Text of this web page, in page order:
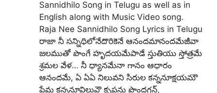
Sannidhilo Song in Telugu as well as in
English along with Music Video song.
Raja Nee Sannidhilo Song Lyrics in Telugu
రాజా నీ సన్నిధిలోనేదొరికెనే ఆనందమానందమేజీవా
జలముతో పొంగే హృదయమేపాడే స్తుతియు స్తోత్రమే
శ్రమల వేళ… నీ ధ్యానమేనా గానం ఆధారం
ఆనందమే, ఏ ఏఏ నిలువని సిరుల కన్ననూక్షయమౌ
ప్రేమ కన్ననూవిలువౌ కృపను పొందగన్,